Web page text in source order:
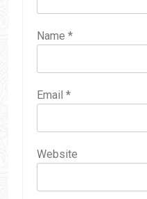
Name *
Email *
Website